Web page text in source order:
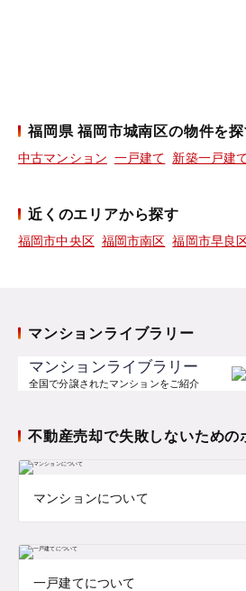
福岡県 福岡市城南区の物件を
中古マンション 一戸建て 新築一戸建
近くのエリアから探す
福岡市中央区 福岡市南区 福岡市早良
マンションライブラリー
マンションライブラリー
全国で分譲されたマンションをご紹介
不動産売却で失敗しないための
マンションについて
一戸建てについて